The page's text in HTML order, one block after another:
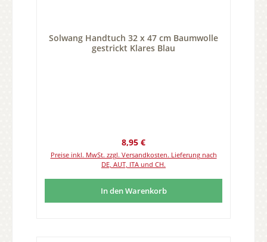
Solwang Handtuch 32 x 47 cm Baumwolle
gestrickt Klares Blau
Regulärer Preis:
8,95 €
Preise inkl. MwSt. zzgl. Versandkosten. Lieferung nach
DE, AUT, ITA und CH.
In den Warenkorb